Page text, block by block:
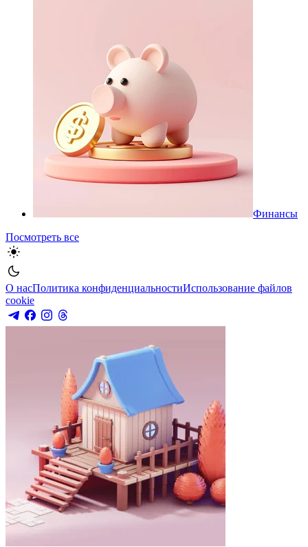
Финансы
Посмотреть все
О насПолитика конфиденциальностиИспользование файлов
cookie